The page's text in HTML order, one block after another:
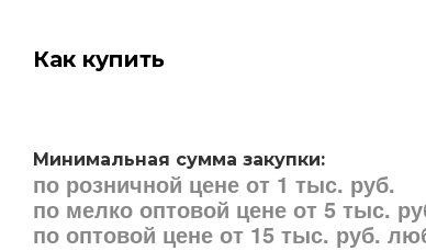
Как купить
Минимальная сумма закупки:
по розничной цене от 1 тыс. руб.
по мелко оптовой цене от 5 тыс.
по оптовой цене от 15 тыс. руб.